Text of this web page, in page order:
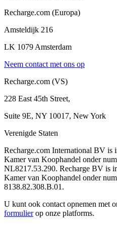
Recharge.com (Europa)
Amsteldijk 216
LK 1079 Amsterdam
Neem contact met ons op
Recharge.com (VS)
228 East 45th Street,
Suite 9E, NY 10017, New York
Verenigde Staten
Recharge.com International BV is
Kamer van Koophandel onder
NL8217.53.290. Recharge BV is
Kamer van Koophandel onder
8138.82.308.B.01.
U kunt ook contact opnemen met
formulierop onze platforms.